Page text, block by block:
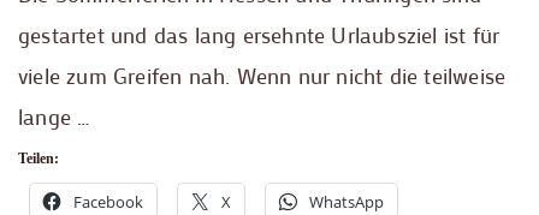
gestartet und das lang ersehnte Urlaubsziel ist für
viele zum Greifen nah. Wenn nur nicht die teilweise
lange …
Teilen:
Facebook X WhatsApp